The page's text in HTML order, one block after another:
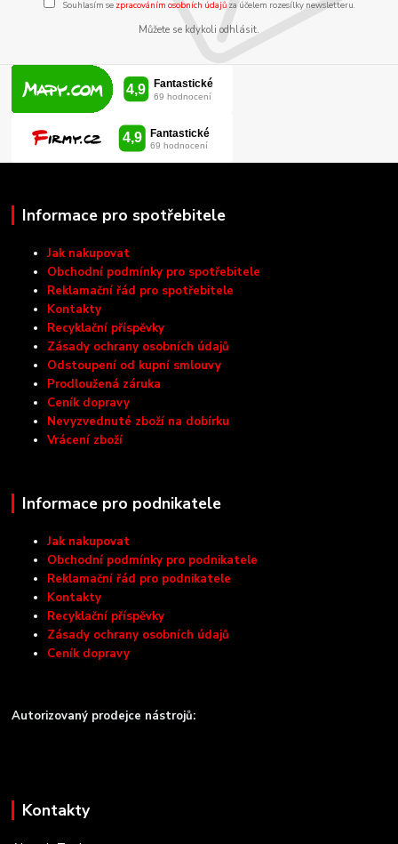
Souhlasím se zpracováním osobních údajůza účelem rozesílky newsletteru.
Můžete se kdykoli odhlásit.
Informace pro spotřebitele
Jak nakupovat
Obchodní podmínky pro spotřebitele
Reklamační řád pro spotřebitele
Kontakty
Recyklační příspěvky
Zásady ochrany osobních údajů
Odstoupení od kupní smlouvy
Prodloužená záruka
Ceník dopravy
Nevyzvednuté zboží na dobírku
Vrácení zboží
Informace pro podnikatele
Jak nakupovat
Obchodní podmínky pro podnikatele
Reklamační řád pro podnikatele
Kontakty
Recyklační příspěvky
Zásady ochrany osobních údajů
Ceník dopravy
Autorizovaný prodejce nástrojů:
Kontakty